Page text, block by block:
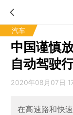
汽车
中国谨慎
自动驾驶
2020年08月07日
在高速路和快